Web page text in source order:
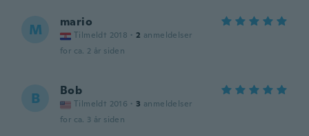
M mario
Tilmeldt 2018 · 2 anmeldelser
for ca. 2 år siden
B Bob
Tilmeldt 2016 · 3 anmeldelser
for ca. 3 år siden